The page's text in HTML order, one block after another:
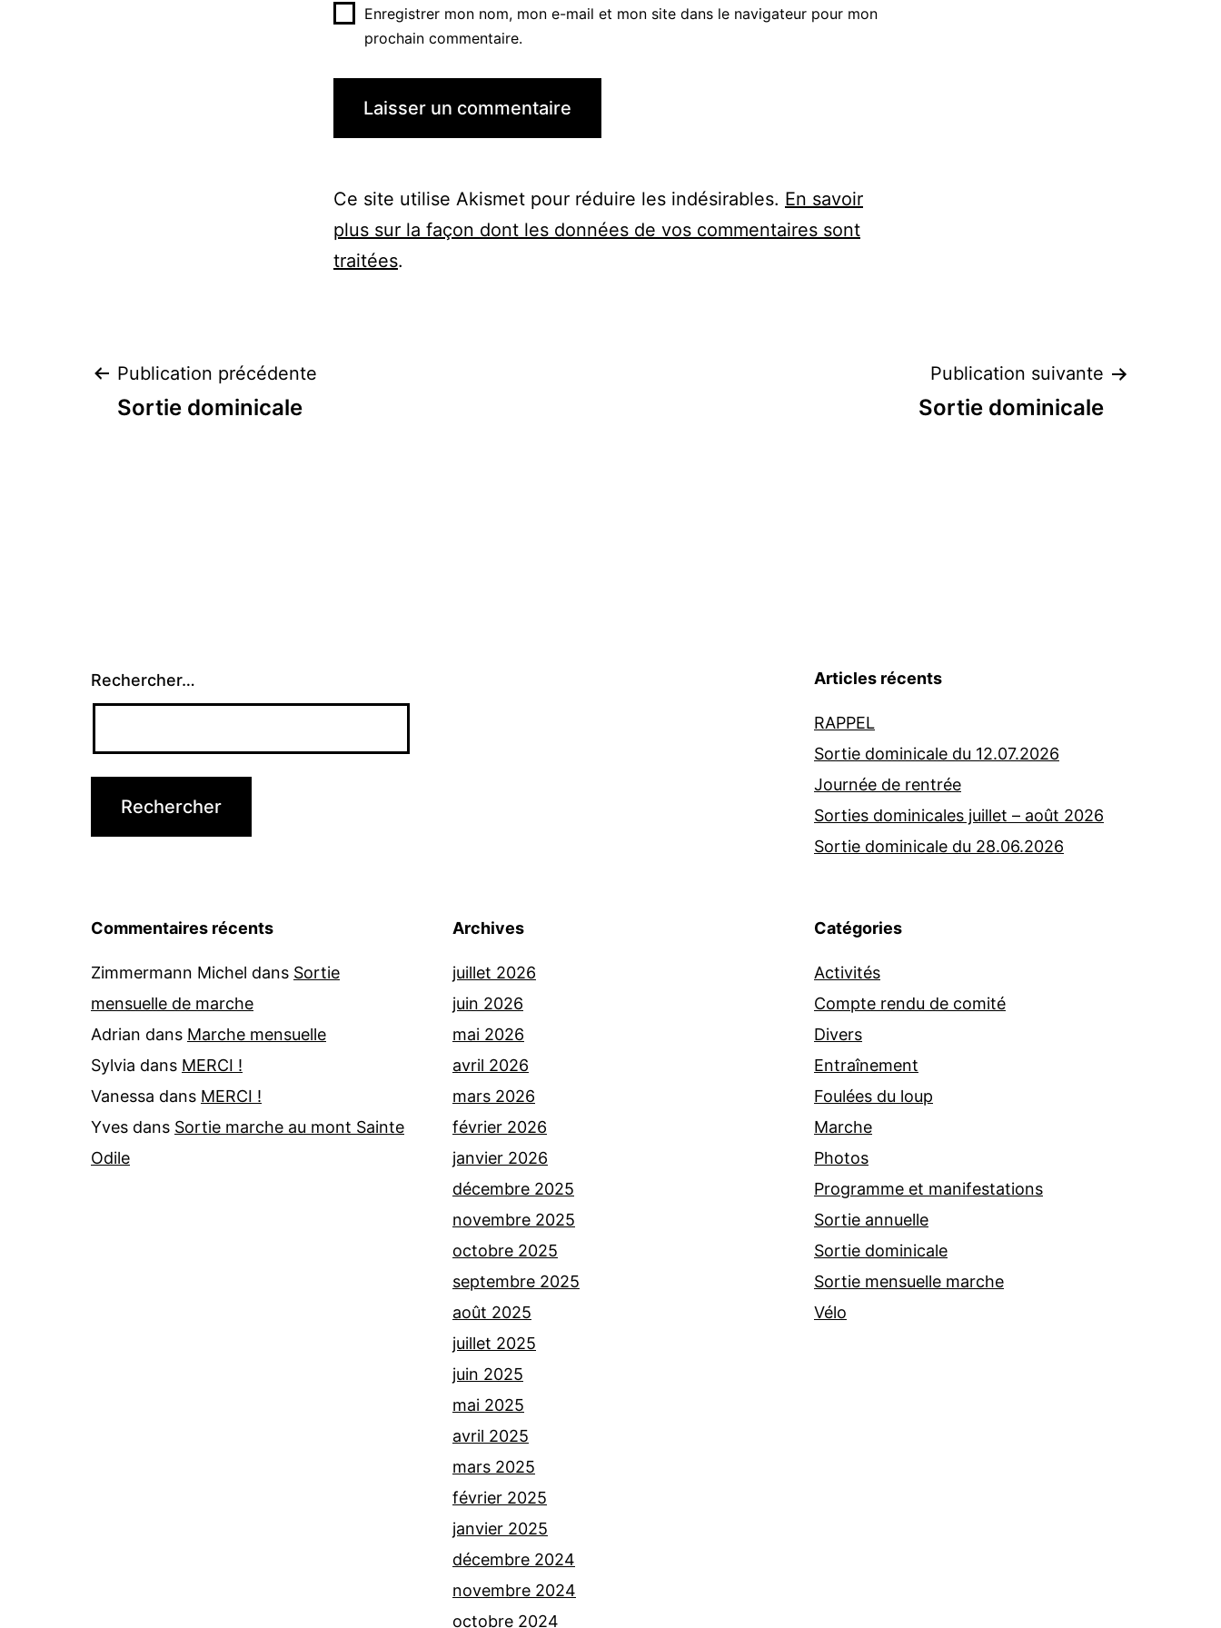
Enregistrer mon nom, mon e-mail et mon site dans le navigateur pour mon
prochain commentaire.
Ce site utilise Akismet pour réduire les indésirables. En savoir
plus sur la façon dont les données de vos commentaires sont
traitées.
Navigation
Publication précédente
Sortie dominicale
Publication suivante
Sortie dominicale
Rechercher… Articles récents
RAPPEL
Sortie dominicale du 12.07.2026
Journée de rentrée
Sorties dominicales juillet – août 2026
Sortie dominicale du 28.06.2026
Commentaires récents
Zimmermann Michel dans Sortie
mensuelle de marche
Adrian dans Marche mensuelle
Sylvia dans MERCI !
Vanessa dans MERCI !
Yves dans Sortie marche au mont Sainte
Odile
Archives
juillet 2026
juin 2026
mai 2026
avril 2026
mars 2026
février 2026
janvier 2026
décembre 2025
novembre 2025
octobre 2025
septembre 2025
août 2025
juillet 2025
juin 2025
mai 2025
avril 2025
mars 2025
février 2025
janvier 2025
décembre 2024
novembre 2024
octobre 2024
Catégories
Activités
Compte rendu de comité
Divers
Entraînement
Foulées du loup
Marche
Photos
Programme et manifestations
Sortie annuelle
Sortie dominicale
Sortie mensuelle marche
Vélo